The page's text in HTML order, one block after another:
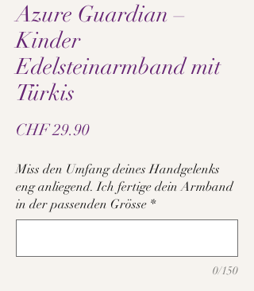
Azure Guardian –
Kinder
Edelsteinarmband mit
Türkis
CHF 29.90Preis
Miss den Umfang deines Handgelenks
eng anliegend. Ich fertige dein Armband
in der passenden Grösse *
0/150